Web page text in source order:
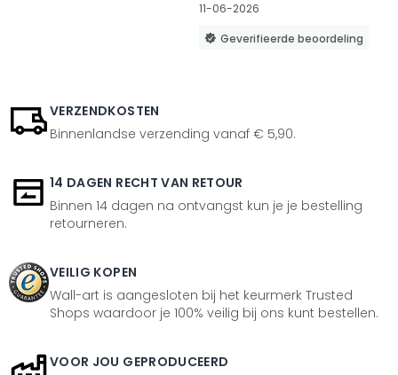
11-06-2026
Geverifieerde beoordeling
VERZENDKOSTEN
Binnenlandse verzending vanaf € 5,90.
14 DAGEN RECHT VAN RETOUR
Binnen 14 dagen na ontvangst kun je je bestelling
retourneren.
VEILIG KOPEN
Wall-art is aangesloten bij het keurmerk Trusted
Shops waardoor je 100% veilig bij ons kunt bestellen.
VOOR JOU GEPRODUCEERD